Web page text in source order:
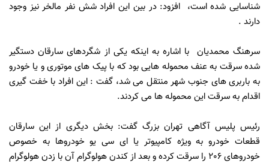
شناسایی شده است، افزود: در بین این افراد شش نفر مالخر نیز وجود
دارند .
سرهنگ محمدیان با اشاره به اینکه یکی از شگردهای سارقان دستگیر
شده سرقت به عنف محموله هایی بود که با پیک های موتوری و یا خودرو
به باربری های جنوب شهر منتقل می شد، گفت : این افراد با خفت گیری
اقدام به سرقت این محموله ها می کردند.
رئیس پلیس آگاهی تهران بزرگ گفت: بخش دیگری از این سارقان
قطعات خودرو به ویژه کامپیوتر یا ای سی یو خودروها به خصوص
خودروهای 206 را سرقت کرده و بعد از کندن هولوگرام آن با زدن هولوگرام